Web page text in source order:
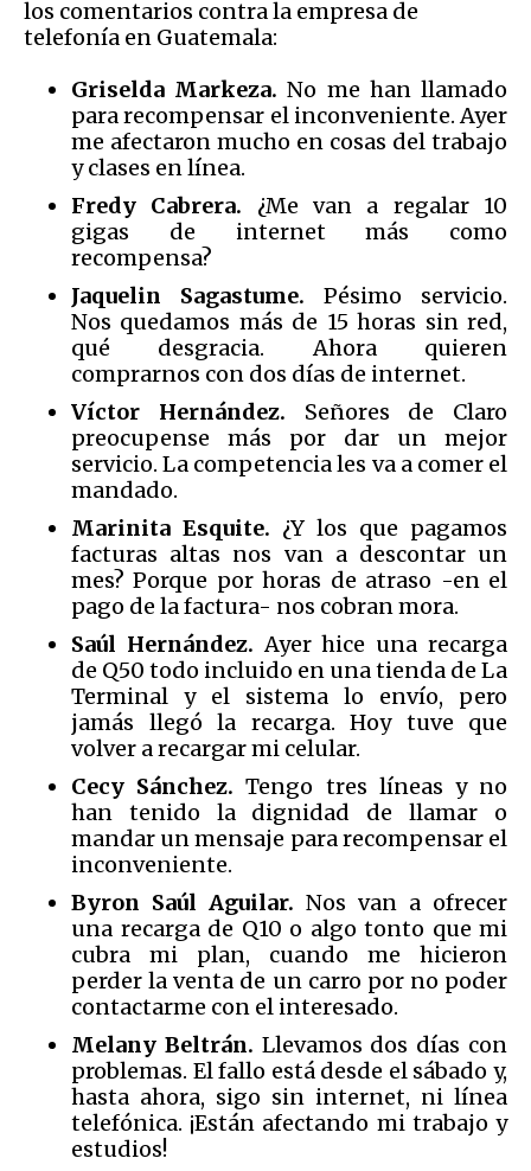
los comentarios contra la empresa de
telefonía en Guatemala:
Griselda Markeza. No me han llamado
para recompensar el inconveniente. Ayer
me afectaron mucho en cosas del trabajo
y clases en línea.
Fredy Cabrera. ¿Me van a regalar 10
gigas de internet más como
recompensa?
Jaquelin Sagastume. Pésimo servicio.
Nos quedamos más de 15 horas sin red,
qué desgracia. Ahora quieren
comprarnos con dos días de internet.
Víctor Hernández. Señores de Claro
preocupense más por dar un mejor
servicio. La competencia les va a comer el
mandado.
Marinita Esquite. ¿Y los que pagamos
facturas altas nos van a descontar un
mes? Porque por horas de atraso -en el
pago de la factura- nos cobran mora.
Saúl Hernández. Ayer hice una recarga
de Q50 todo incluido en una tienda de La
Terminal y el sistema lo envío, pero
jamás llegó la recarga. Hoy tuve que
volver a recargar mi celular.
Cecy Sánchez. Tengo tres líneas y no
han tenido la dignidad de llamar o
mandar un mensaje para recompensar el
inconveniente.
Byron Saúl Aguilar. Nos van a ofrecer
una recarga de Q10 o algo tonto que mi
cubra mi plan, cuando me hicieron
perder la venta de un carro por no poder
contactarme con el interesado.
Melany Beltrán. Llevamos dos días con
problemas. El fallo está desde el sábado y,
hasta ahora, sigo sin internet, ni línea
telefónica. ¡Están afectando mi trabajo y
estudios!